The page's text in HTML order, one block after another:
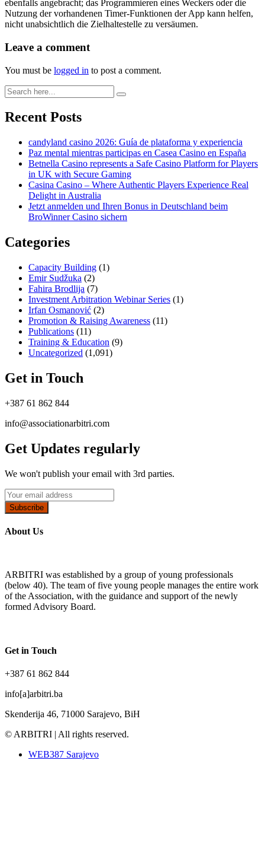
ebenfalls angebracht; das Programmieren eines Weckers oder die
Nutzung der vorhandenen Timer-Funktionen der App kann helfen,
nicht unabsichtlich die Zielhaltestelle zu versäumen.
Leave a comment
You must be logged in to post a comment.
Recent Posts
candyland casino 2026: Guía de plataforma y experiencia
Paz mental mientras participas en Casea Casino en España
Betnella Casino represents a Safe Casino Platform for Players
in UK with Secure Gaming
Casina Casino – Where Authentic Players Experience Real
Delight in Australia
Jetzt anmelden und Ihren Bonus in Deutschland beim
BroWinner Casino sichern
Categories
Capacity Building (1)
Emir Sudžuka​ (2)
Fahira Brodlija (7)
Investment Arbitration Webinar Series (1)
Irfan Osmanović​ (2)
Promotion & Raising Awareness (11)
Publications (11)
Training & Education (9)
Uncategorized (1,091)
Get in Touch
+387 61 862 844
info@associationarbitri.com
Get Updates regularly
We won't publish your email with 3rd parties.
Subscribe
About Us
ARBITRI was established by a group of young professionals
(below 40). The team of five young people manages the entire work
of the Association, with the guidance and support of the newly
formed Advisory Board.
Get in Touch
+387 61 862 844
info[a]arbitri.ba
Skenderija 46, 71000 Sarajevo, BiH
© ARBITRI | All rights reserved.
WEB387 Sarajevo